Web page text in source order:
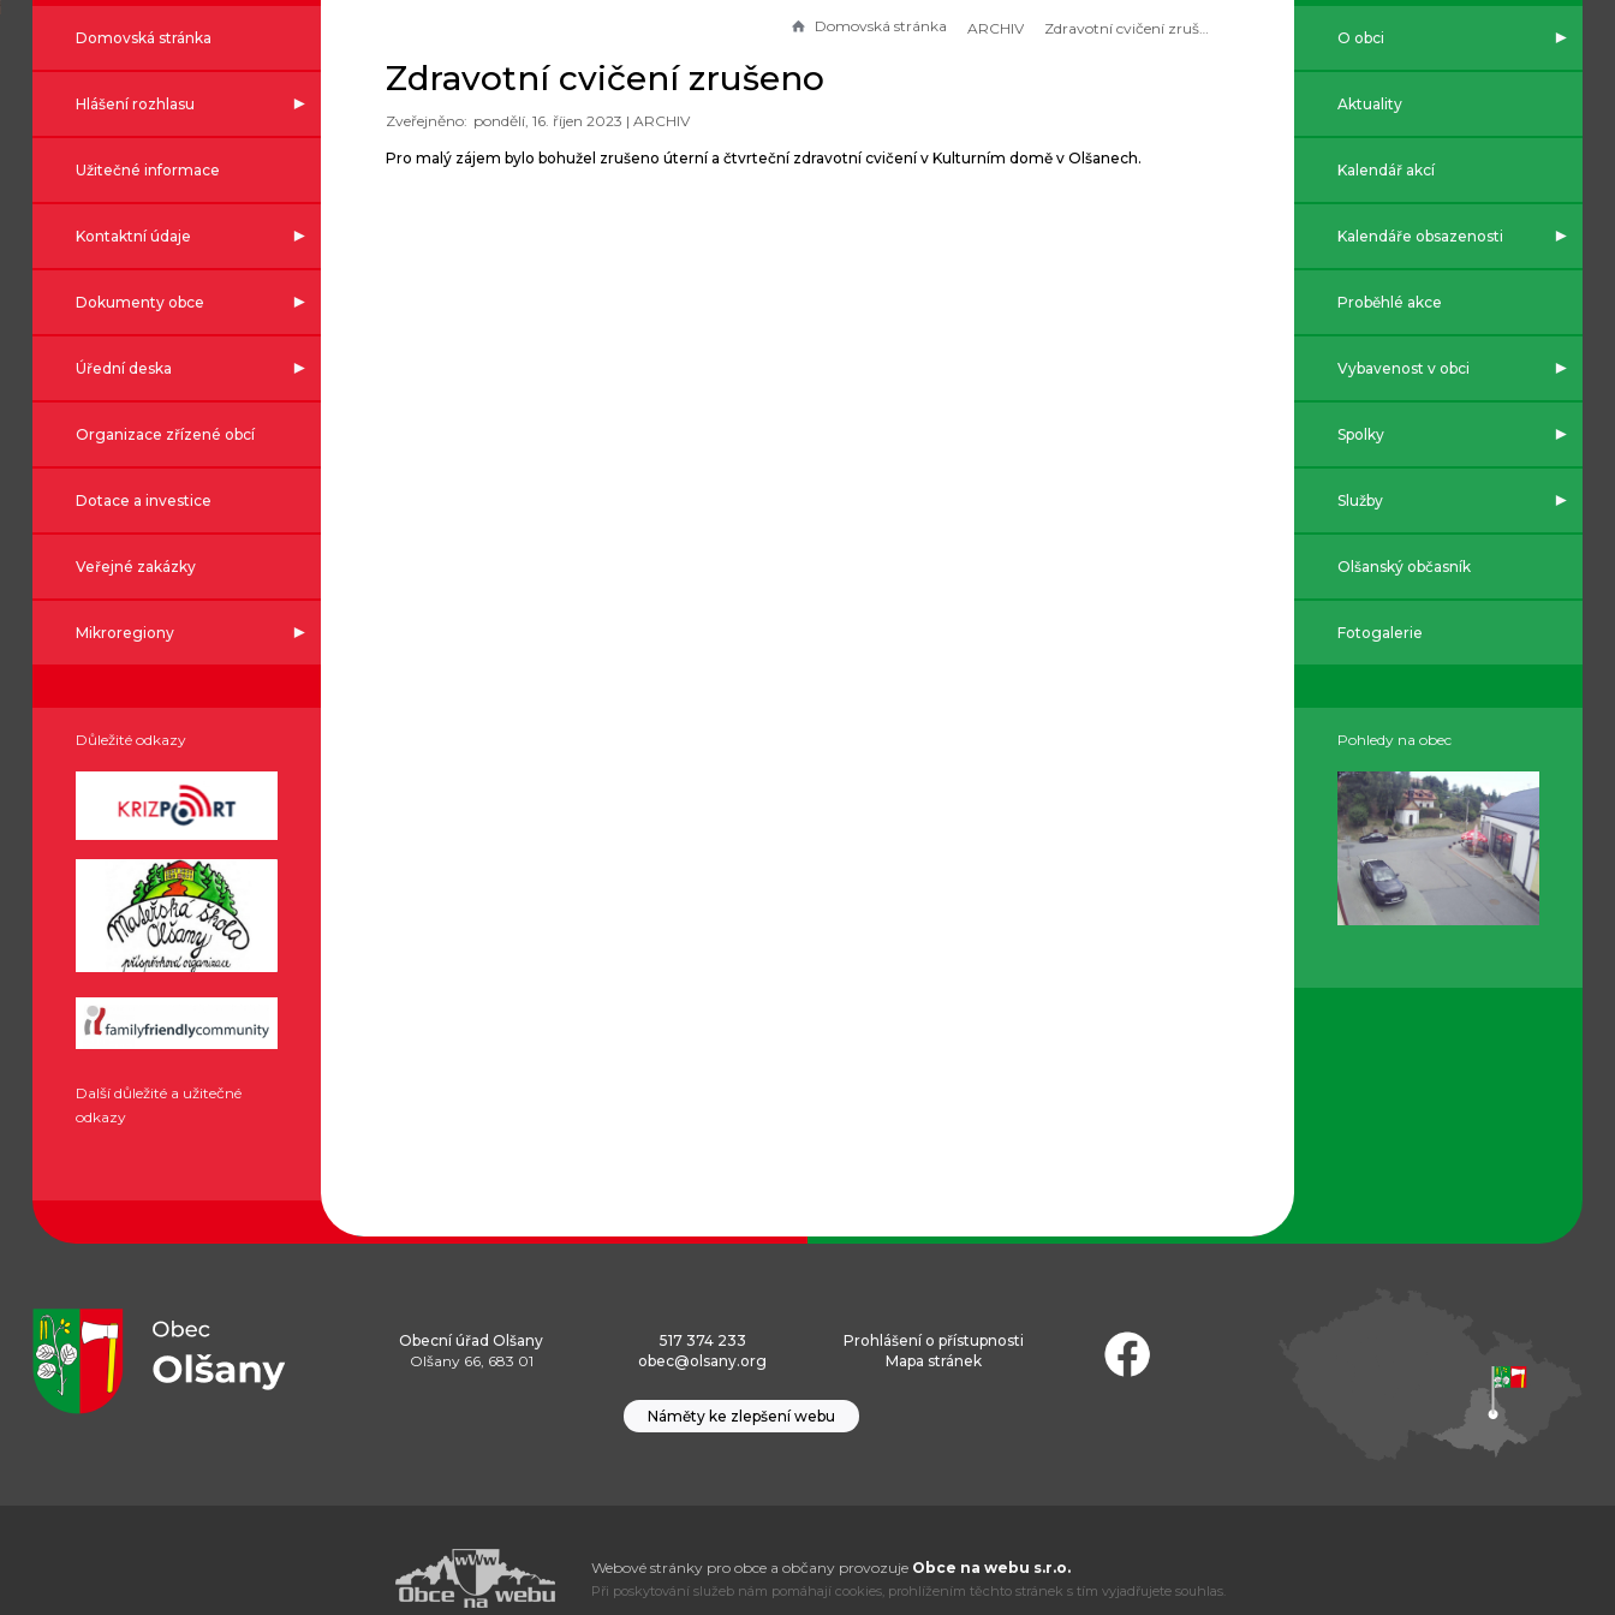
Domovská stránka
Hlášení rozhlasu
Užitečné informace
Kontaktní údaje
Dokumenty obce
Úřední deska
Organizace zřízené obcí
Dotace a investice
Veřejné zakázky
Mikroregiony
Důležité odkazy
Další důležité a užitečné
odkazy
Domovská stránka ARCHIV Zdravotní cvičení zrušeno
Zdravotní cvičení zrušeno
pondělí, 16. říjen 2023 | ARCHIV
Pro malý zájem bylo bohužel zrušeno úterní a čtvrteční zdravotní cvičení v Kulturním domě v Olšanech.
O obci
Aktuality
Kalendář akcí
Kalendáře obsazenosti
Proběhlé akce
Vybavenost v obci
Spolky
Služby
Olšanský občasník
Fotogalerie
Pohledy na obec
Obecní úřad Olšany
Olšany 66, 683 01
517 374 233
obec@olsany.org
Prohlášení o přístupnosti
Mapa stránek
Náměty ke zlepšení webu
Webové stránky pro obce a občany provozuje Obce na webu s.r.o.
Při poskytování služeb nám pomáhají cookies, prohlížením těchto stránek s tím vyjadřujete souhlas.